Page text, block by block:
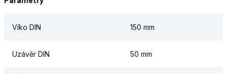
Víko DIN 150 mm
Uzávěr DIN 50 mm